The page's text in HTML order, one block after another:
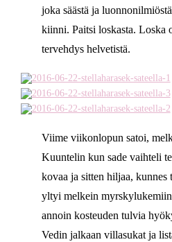
joka säästä ja
kiinni. Paitsi loskasta. Loska
tervehdys helvetistä.
Viime viikonlopun satoi,
Kuuntelin kun sade vaihteli
kovaa ja sitten hiljaa, kunnes
yltyi melkein
annoin kosteuden tulvia
Vedin jalkaan villasukat ja